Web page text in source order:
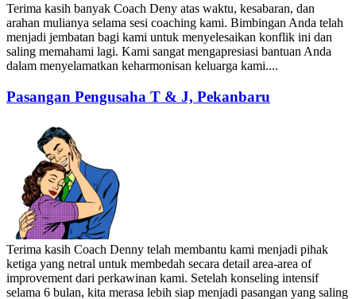
Terima kasih banyak Coach Deny atas waktu, kesabaran, dan
arahan mulianya selama sesi coaching kami. Bimbingan Anda telah
menjadi jembatan bagi kami untuk menyelesaikan konflik ini dan
saling memahami lagi. Kami sangat mengapresiasi bantuan Anda
dalam menyelamatkan keharmonisan keluarga kami....
Pasangan Pengusaha T & J, Pekanbaru
Terima kasih Coach Denny telah membantu kami menjadi pihak
ketiga yang netral untuk membedah secara detail area-area of
improvement dari perkawinan kami. Setelah konseling intensif
selama 6 bulan, kita merasa lebih siap menjadi pasangan yang saling